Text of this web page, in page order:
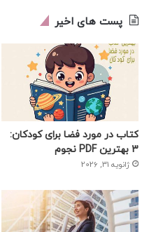
پست های اخیر
کتاب در مورد فضا برای کودکان:
3 بهترین PDF نجوم
ژانویه 31, 2026